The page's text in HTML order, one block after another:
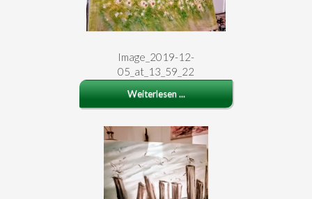
Image_2019-12-
05_at_13_59_22
Weiterlesen ...